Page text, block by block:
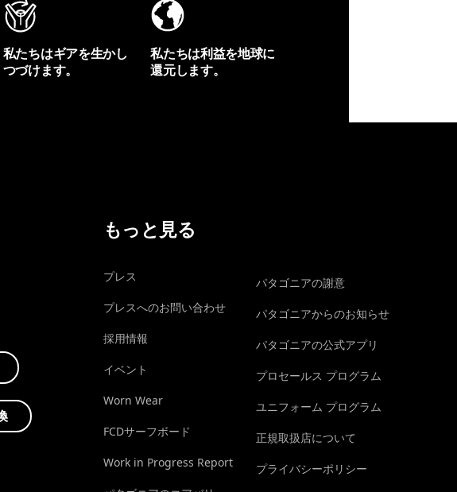
私たちはギアを生かし
つづけます。
私たちは利益を地球に
還元します。
もっと見る
プレス
プレスへのお問い合わせ
採用情報
イベント
Worn Wear
FCDサーフボード
Work in Progress Report
パタゴニアの謝意
パタゴニアからのお知らせ
パタゴニアの公式アプリ
プロセールス プログラム
ユニフォーム プログラム
正規取扱店について
プライバシーポリシー